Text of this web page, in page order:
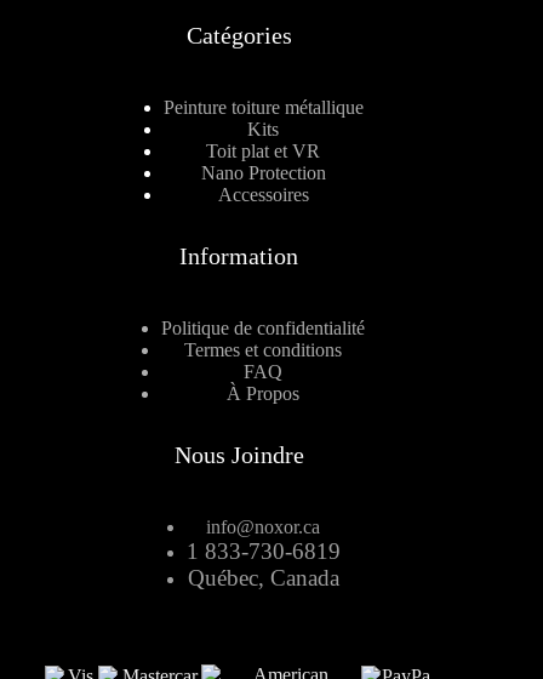
Catégories
Peinture toiture métallique
Kits
Toit plat et VR
Nano Protection
Accessoires
Information
Politique de confidentialité
Termes et conditions
FAQ
À Propos
Nous Joindre
info@noxor.ca
1 833-730-6819
Québec, Canada